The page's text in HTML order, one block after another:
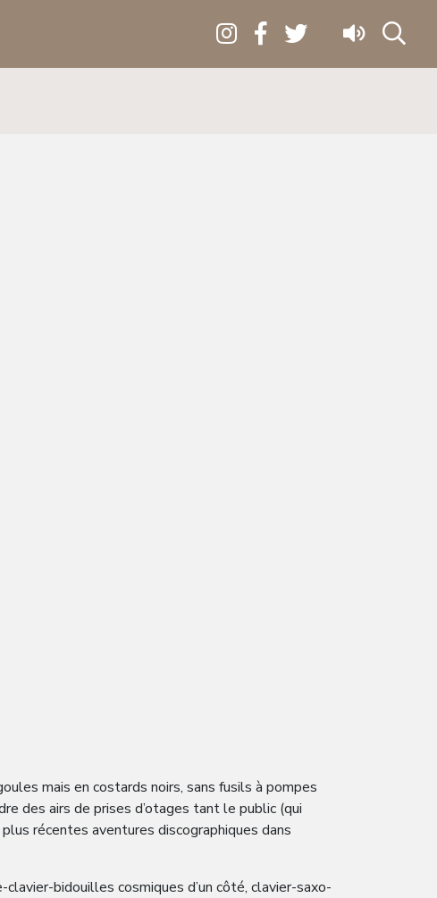
mais en costards noirs, sans fusils à pompes
des airs de prises d’otages tant le public (qui
récentes aventures discographiques dans
bidouilles cosmiques d’un côté, clavier-saxo-